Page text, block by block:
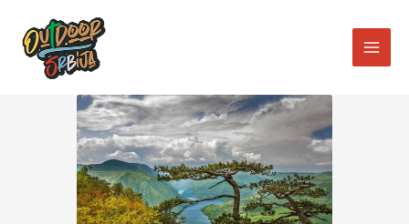
content